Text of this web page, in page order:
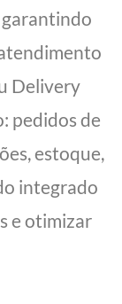
Delivery
pedidos de
estoque,
integrado
e otimizar